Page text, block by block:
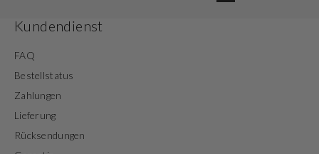
Kundendienst
FAQ
Bestellstatus
Zahlungen
Lieferung
Rücksendungen